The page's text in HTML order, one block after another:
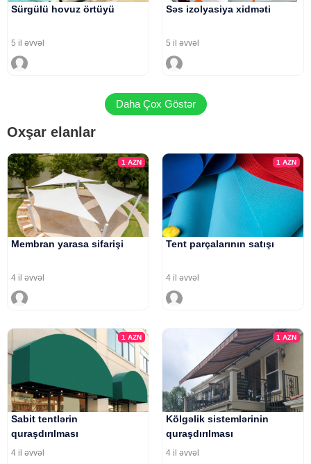
Sürgülü hovuz örtüyü
5 il əvvəl
Səs izolyasiya xidməti
5 il əvvəl
Daha Çox Göstər
Oxşar elanlar
1AZN
Membran yarasa sifarişi
4 il əvvəl
1 AZN
Tent parçalarının satışı
4 il əvvəl
1AZN
Sabit tentlərin
quraşdırılması
4 il əvvəl
1 AZN
Kölgəlik sistemlərinin
quraşdırılması
4 il əvvəl